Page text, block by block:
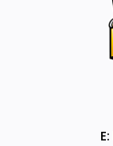
E: